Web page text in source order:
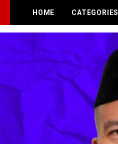
HOME CATEGORIES